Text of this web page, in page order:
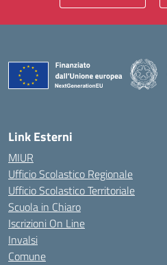
Link Esterni
MIUR
Ufficio Scolastico Regionale
Ufficio Scolastico Territoriale
Scuola in Chiaro
Iscrizioni On Line
Invalsi
Comune